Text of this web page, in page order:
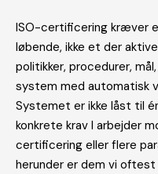
ISO-certificering kræver
løbende, ikke et der
politikker, procedurer, mål,
system med automatisk
Systemet er ikke låst til
konkrete krav I arbejder
certificering eller flere
herunder er dem vi